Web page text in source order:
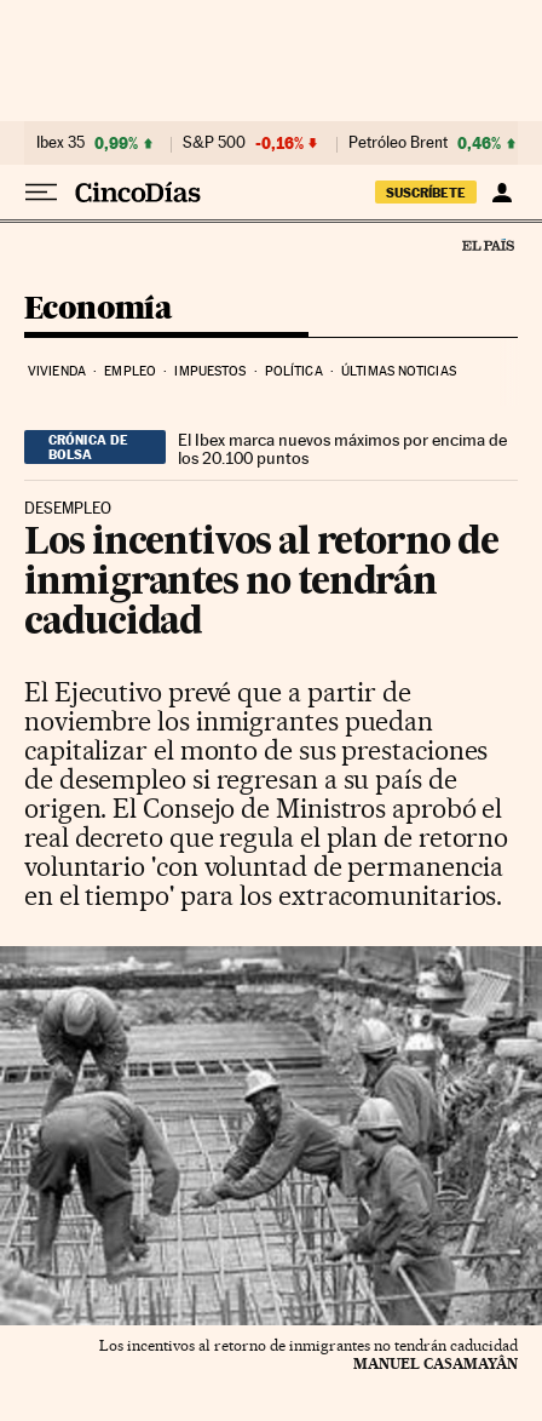
Ibex 35 0,99% S&P 500 -0,16% Petróleo Brent 0,46%
SUSCRÍBETE
Economía
VIVIENDA EMPLEO IMPUESTOS POLÍTICA ÚLTIMAS NOTICIAS
CRÓNICA DE
BOLSA
El Ibex marca nuevos máximos por encima de
los 20.100 puntos
DESEMPLEO
Los incentivos al retorno de
inmigrantes no tendrán
caducidad
El Ejecutivo prevé que a partir de
noviembre los inmigrantes puedan
capitalizar el monto de sus prestaciones
de desempleo si regresan a su país de
origen. El Consejo de Ministros aprobó el
real decreto que regula el plan de retorno
voluntario 'con voluntad de permanencia
en el tiempo' para los extracomunitarios.
Los incentivos al retorno de inmigrantes no tendrán caducidad
MANUEL CASAMAYÂN